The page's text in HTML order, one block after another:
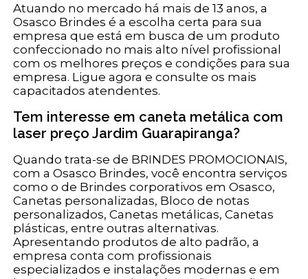
Atuando no mercado há mais de 13 anos, a
Osasco Brindes é a escolha certa para sua
empresa que está em busca de um produto
confeccionado no mais alto nível profissional
com os melhores preços e condições para sua
empresa. Ligue agora e consulte os mais
capacitados atendentes.
Tem interesse em caneta metálica com
laser preço Jardim Guarapiranga?
Quando trata-se de BRINDES PROMOCIONAIS,
com a Osasco Brindes, você encontra serviços
como o de Brindes corporativos em Osasco,
Canetas personalizadas, Bloco de notas
personalizados, Canetas metálicas, Canetas
plásticas, entre outras alternativas.
Apresentando produtos de alto padrão, a
empresa conta com profissionais
especializados e instalações modernas e em